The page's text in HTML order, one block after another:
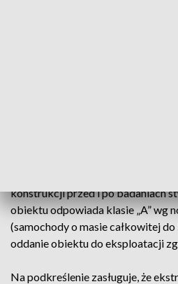
konstrukcji przed i po badaniach
obiektu odpowiada klasie „A” wg
(samochody o masie całkowitej
oddanie obiektu do eksploatacji
Na podkreślenie zasługuje, że